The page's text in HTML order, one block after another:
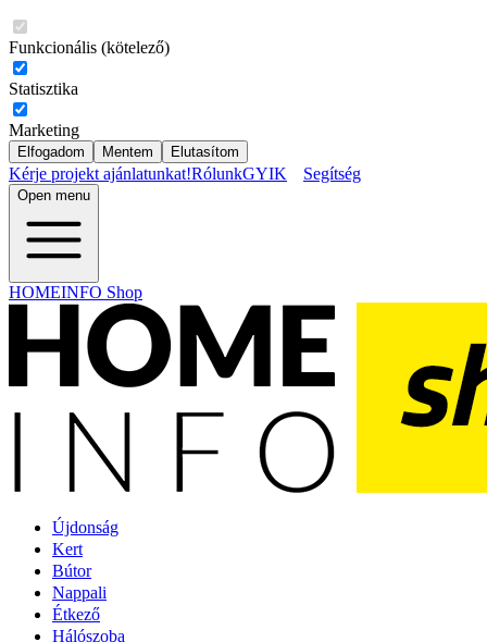
Funkcionális (kötelező)
Statisztika
Marketing
Elfogadom Mentem Elutasítom
Kérje projekt ajánlatunkat!RólunkGYIK Segítség
Open menu
HOMEINFO Shop
Újdonság
Kert
Bútor
Nappali
Étkező
Hálószoba